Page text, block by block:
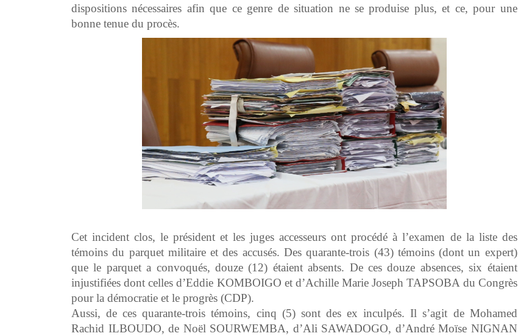
dispositions nécessaires afin que ce genre de situation ne se produise plus, et ce, pour une
bonne tenue du procès.
Cet incident clos, le président et les juges accesseurs ont procédé à l’examen de la liste des
témoins du parquet militaire et des accusés. Des quarante-trois (43) témoins (dont un expert)
que le parquet a convoqués, douze (12) étaient absents. De ces douze absences, six étaient
injustifiées dont celles d’Eddie KOMBOIGO et d’Achille Marie Joseph TAPSOBA du Congrès
pour la démocratie et le progrès (CDP).
Aussi, de ces quarante-trois témoins, cinq (5) sont des ex inculpés. Il s’agit de Mohamed
Rachid ILBOUDO, de Noël SOURWEMBA, d’Ali SAWADOGO, d’André Moïse NIGNAN